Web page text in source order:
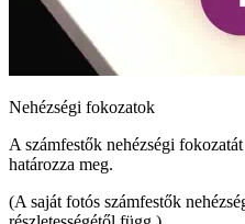
Nehézségi fokozatok
A számfestők nehézségi
határozza meg.
(A saját fotós számfestők